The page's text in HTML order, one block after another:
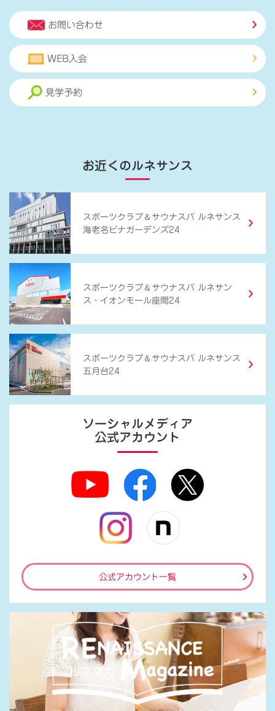
お問い合わせ
WEB入会
見学予約
お近くのルネサンス
スポーツクラブ ＆ サウナスパ ルネサンス
海老名ビナガーデンズ24
スポーツクラブ ＆ サウナスパ ルネサン
ス・イオンモール座間24
スポーツクラブ ＆ サウナスパ ルネサンス
五月台24
ソーシャルメディア
公式アカウント
公式アカウント一覧